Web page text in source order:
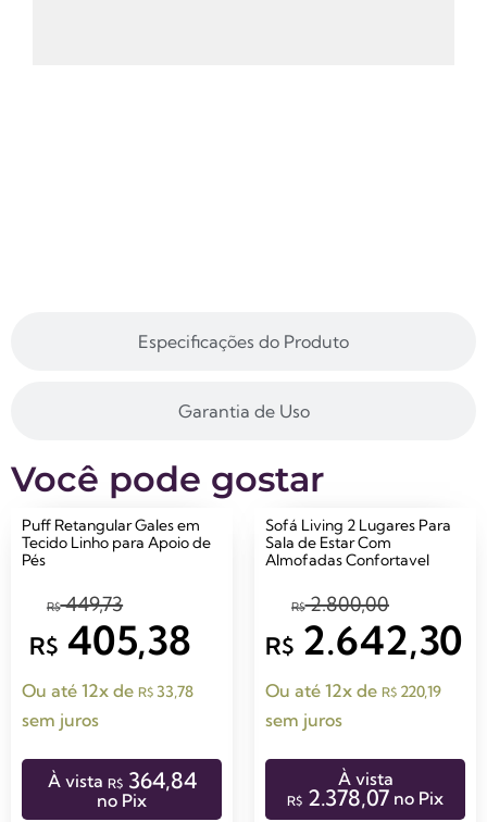
Especificações do Produto
Garantia de Uso
Você pode gostar
Puff Retangular Gales em
Tecido Linho para Apoio de
Pés
R$449,73
R$405,38
Ou até 12x de R$ 33,78
sem juros
À vista R$364,84
no Pix
Sofá Living 2 Lugares Para
Sala de Estar Com
Almofadas Confortavel
R$2.800,00
R$2.642,30
Ou até 12x de R$ 220,19
sem juros
À vista
R$ 2.378,07 no Pix